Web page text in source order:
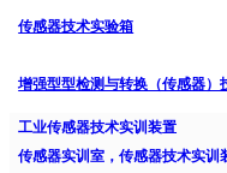
传感器技术实验箱
增强型型检测与转换（传感器）
工业传感器技术实训装置
传感器实训室，传感器技术实训